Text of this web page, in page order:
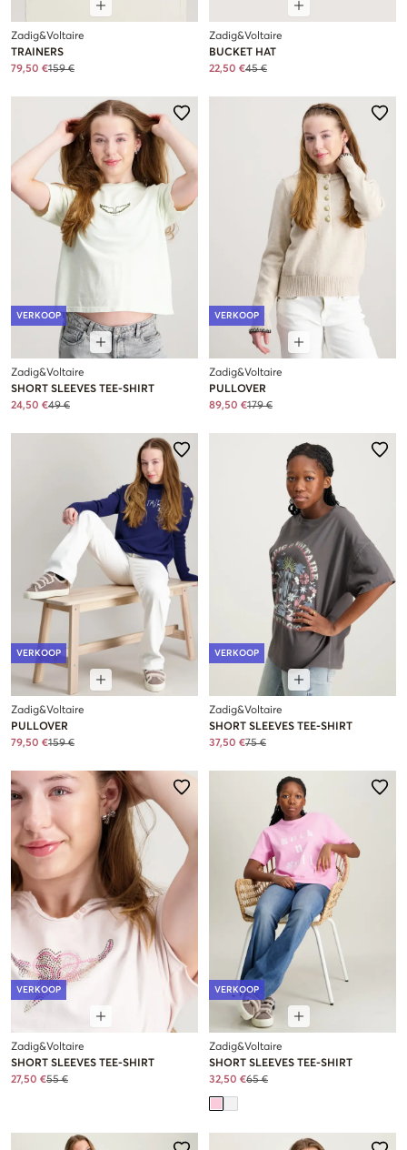
Zadig&Voltaire
TRAINERS
79,50 €159 €
Zadig&Voltaire
BUCKET HAT
22,50 €45 €
VERKOOP
Zadig&Voltaire
SHORT SLEEVES TEE-SHIRT
24,50 €49 €
VERKOOP
Zadig&Voltaire
PULLOVER
89,50 €179 €
VERKOOP
Zadig&Voltaire
PULLOVER
79,50 €159 €
VERKOOP
Zadig&Voltaire
SHORT SLEEVES TEE-SHIRT
37,50 €75 €
VERKOOP
Zadig&Voltaire
SHORT SLEEVES TEE-SHIRT
27,50 €55 €
VERKOOP
Zadig&Voltaire
SHORT SLEEVES TEE-SHIRT
32,50 €65 €